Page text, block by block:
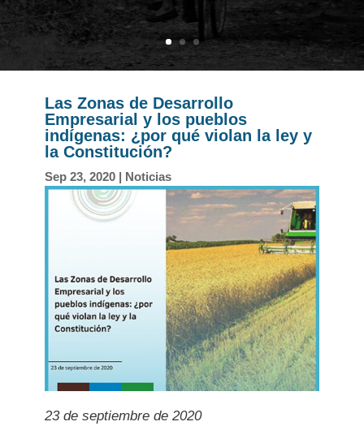
Las Zonas de Desarrollo
Empresarial y los pueblos
indígenas: ¿por qué violan la ley y
la Constitución?
Sep 23, 2020| Noticias
23 de septiembre de 2020